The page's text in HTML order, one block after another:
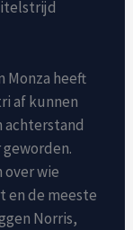
Monza heeft
af kunnen
achterstand
over wie
en de meeste
Norris,